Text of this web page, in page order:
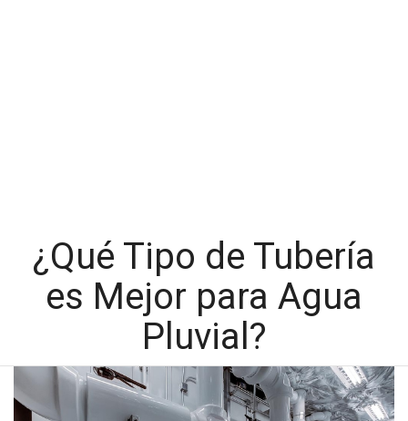
¿Qué Tipo de Tubería
es Mejor para Agua
Pluvial?